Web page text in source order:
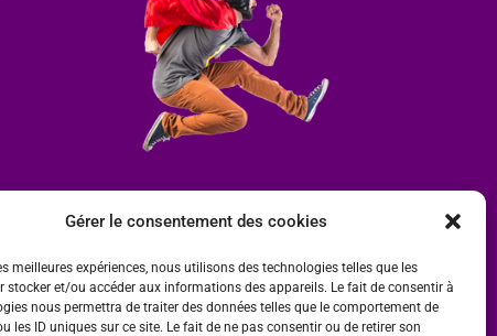
Gérer le consentement des cookies
meilleures expériences, nous utilisons des technologies telles que les
stocker et/ou accéder aux informations des appareils. Le fait de consentir à
nous permettra de traiter des données telles que le comportement de
les ID uniques sur ce site. Le fait de ne pas consentir ou de retirer son